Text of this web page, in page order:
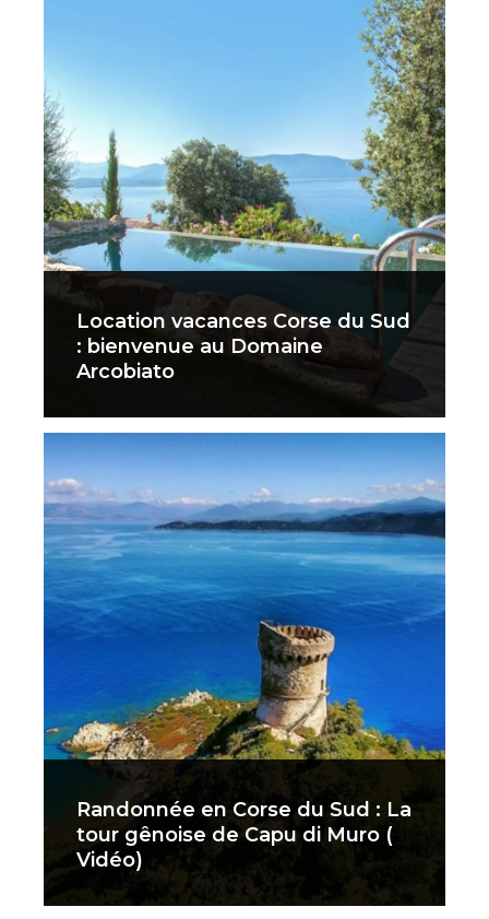
Location vacances Corse du Sud
: bienvenue au Domaine
Arcobiato
Randonnée en Corse du Sud : La
tour gênoise de Capu di Muro (
Vidéo)